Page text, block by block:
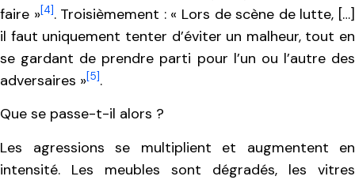
faire »[4]. Troisièmement : « Lors de scène de lutte, […]
il faut uniquement tenter d’éviter un malheur, tout en
se gardant de prendre parti pour l’un ou l’autre des
adversaires »[5].
Que se passe-t-il alors ?
Les agressions se multiplient et augmentent en
intensité. Les meubles sont dégradés, les vitres